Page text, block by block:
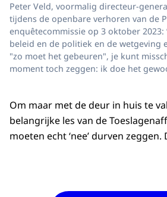
Peter Veld, voormalig directeur-
tijdens de openbare verhoren van de
enquêtecommissie op 3 oktober 2023:
beleid en de politiek en de wetgeving
"zo moet het gebeuren", je kunt
moment toch zeggen: ik doe het
Om maar met de deur in huis te
belangrijke les van de
moeten echt ‘nee’ durven zeggen.